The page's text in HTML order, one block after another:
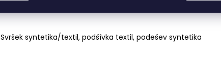
Svršek syntetika/textil, podšívka textil, podešev syntetika